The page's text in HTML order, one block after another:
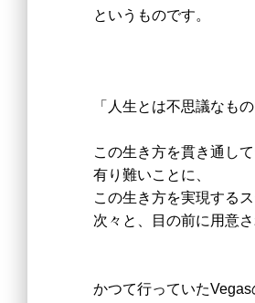
というものです。
「人生とは不思議なも
この生き方を貫き通して
有り難いことに、
この生き方を実現する
次々と、目の前に用意
かつて行っていたVegas